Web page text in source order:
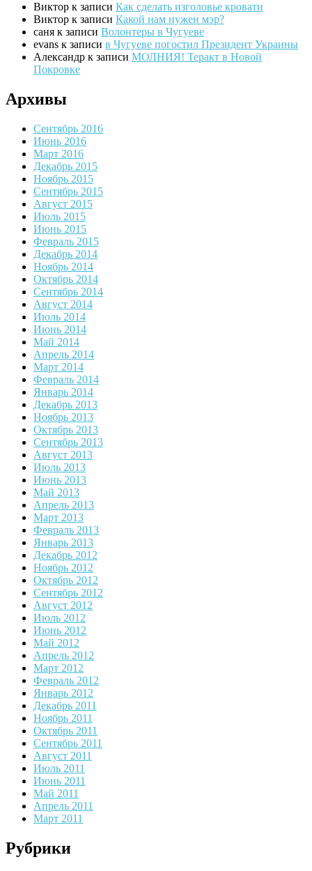
Виктор к записи Как сделать изголовье кровати
Виктор к записи Какой нам нужен мэр?
саня к записи Волонтеры в Чугуеве
evans к записи в Чугуеве погостил Президент Украины
Александр к записи МОЛНИЯ! Теракт в Новой
Покровке
Архивы
Сентябрь 2016
Июнь 2016
Март 2016
Декабрь 2015
Ноябрь 2015
Сентябрь 2015
Август 2015
Июль 2015
Июнь 2015
Февраль 2015
Декабрь 2014
Ноябрь 2014
Октябрь 2014
Сентябрь 2014
Август 2014
Июль 2014
Июнь 2014
Май 2014
Апрель 2014
Март 2014
Февраль 2014
Январь 2014
Декабрь 2013
Ноябрь 2013
Октябрь 2013
Сентябрь 2013
Август 2013
Июль 2013
Июнь 2013
Май 2013
Апрель 2013
Март 2013
Февраль 2013
Январь 2013
Декабрь 2012
Ноябрь 2012
Октябрь 2012
Сентябрь 2012
Август 2012
Июль 2012
Июнь 2012
Май 2012
Апрель 2012
Март 2012
Февраль 2012
Январь 2012
Декабрь 2011
Ноябрь 2011
Октябрь 2011
Сентябрь 2011
Август 2011
Июль 2011
Июнь 2011
Май 2011
Апрель 2011
Март 2011
Рубрики